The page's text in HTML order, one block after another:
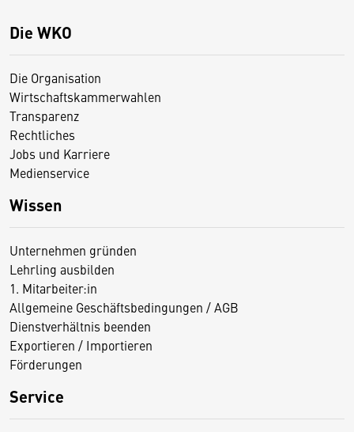
Die WKO
Die Organisation
Wirtschaftskammerwahlen
Transparenz
Rechtliches
Jobs und Karriere
Medienservice
Wissen
Unternehmen gründen
Lehrling ausbilden
1. Mitarbeiter:in
Allgemeine Geschäftsbedingungen / AGB
Dienstverhältnis beenden
Exportieren / Importieren
Förderungen
Service